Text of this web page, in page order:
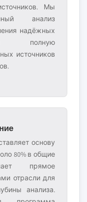
Мы
анализ
надёжных
полную
источников
основу
80% в общие
прямое
отрасли для
анализа.